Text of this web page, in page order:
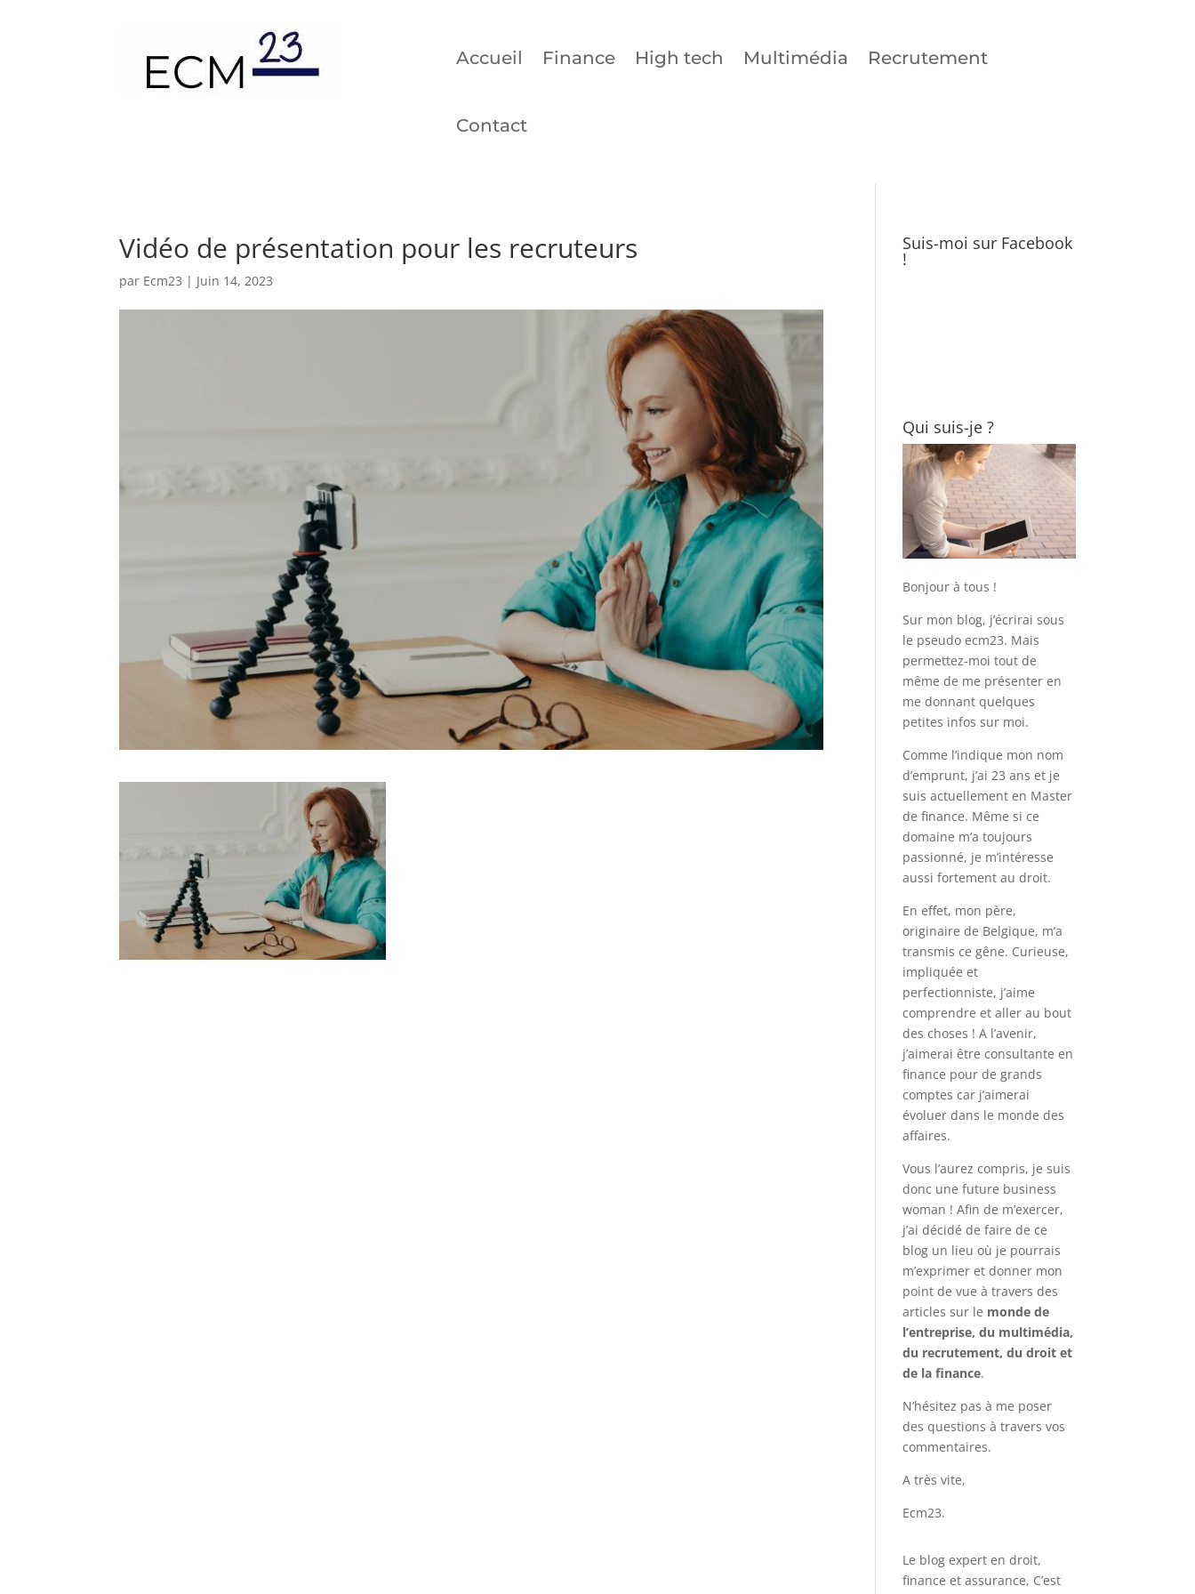
Accueil Finance High tech Multimédia Recrutement
Contact
Vidéo de présentation pour les recruteurs
par Ecm23 | Juin 14, 2023
Suis-moi sur Facebook
!
Qui suis-je ?
Bonjour à tous !
Sur mon blog, j’écrirai sous
le pseudo ecm23. Mais
permettez-moi tout de
même de me présenter en
me donnant quelques
petites infos sur moi.
Comme l’indique mon nom
d’emprunt, j’ai 23 ans et je
suis actuellement en Master
de finance. Même si ce
domaine m’a toujours
passionné, je m’intéresse
aussi fortement au droit.
En effet, mon père,
originaire de Belgique, m’a
transmis ce gêne. Curieuse,
impliquée et
perfectionniste, j’aime
comprendre et aller au bout
des choses ! A l’avenir,
j’aimerai être consultante en
finance pour de grands
comptes car j’aimerai
évoluer dans le monde des
affaires.
Vous l’aurez compris, je suis
donc une future business
woman ! Afin de m’exercer,
j’ai décidé de faire de ce
blog un lieu où je pourrais
m’exprimer et donner mon
point de vue à travers des
articles sur le monde de
l’entreprise, du multimédia,
du recrutement, du droit et
de la finance.
N’hésitez pas à me poser
des questions à travers vos
commentaires.
A très vite,
Ecm23.
Le blog expert en droit,
finance et assurance, C’est